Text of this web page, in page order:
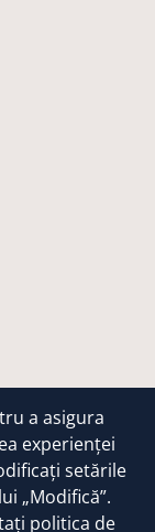
a asigura
experienței
setările
„Modifică”.
politica de